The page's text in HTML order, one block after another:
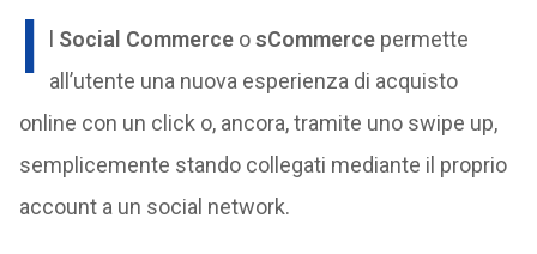
I Social CommerceosCommercepermette
all’utente una nuova esperienza di acquisto
online con un click o, ancora, tramite uno swipe up,
semplicemente stando collegati mediante il proprio
account a un social network.